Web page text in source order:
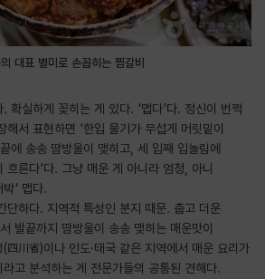
대표 별미로 손꼽히는 찜갈비
. 확실하게 꽂히는 게 있다. '맵다'다. 정신이 번쩍
해서 표현하면 '한입 물기가 무섭게 머릿밑이
에 송송 땀방울이 맺히고, 세 입째 입놀림에
흐른다'다. 그냥 매운 게 아니라 엄청, 아니
박' 맵다.
단하다. 지역적 특성인 분지 때문. 춥고 더운
발끝까지 땀방울이 송송 맺히는 매운맛이
四川省)이나 인도·태국 같은 지역에서 매운 요리가
고 분석하는 게 전문가들의 공통된 견해다.